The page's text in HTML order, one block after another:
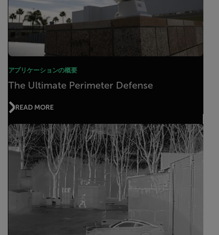
アプリケーションの概要
The Ultimate Perimeter Defense
READ MORE